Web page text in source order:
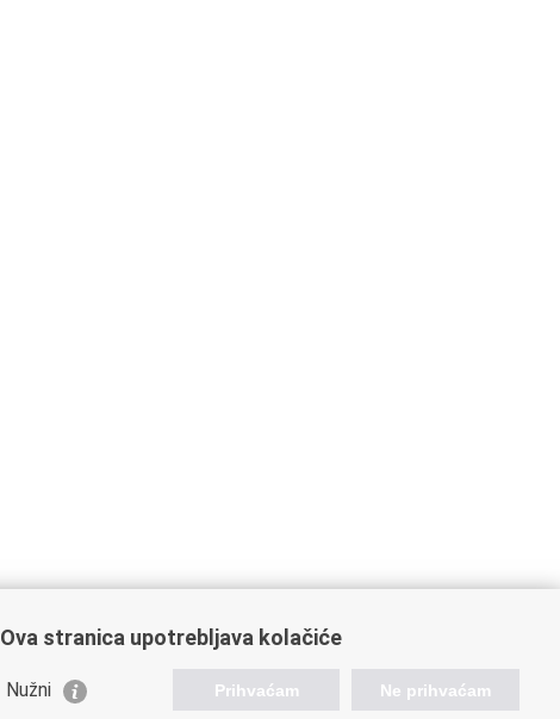
Ova stranica upotrebljava kolačiće
Nužni Prihvaćam Ne prihvaćam